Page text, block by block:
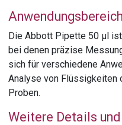
Die Abbott Pipette 50 µl
bei denen präzise
sich für verschiedene
Analyse von Flüssigkeiten
Proben.
Weitere Details